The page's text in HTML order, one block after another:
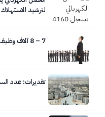
لترشيد الاستهلاك
7 – 8 آلاف وظـيـفـة في تشكيلات 2026
تقديرات: عدد